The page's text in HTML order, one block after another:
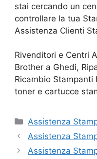
stai cercando un
controllare la tua
Assistenza Clienti
Rivenditori e Centri
Brother a Ghedi,
Ricambio Stampanti
toner e cartucce
Categorie
Assistenza
Assistenza
Assistenza